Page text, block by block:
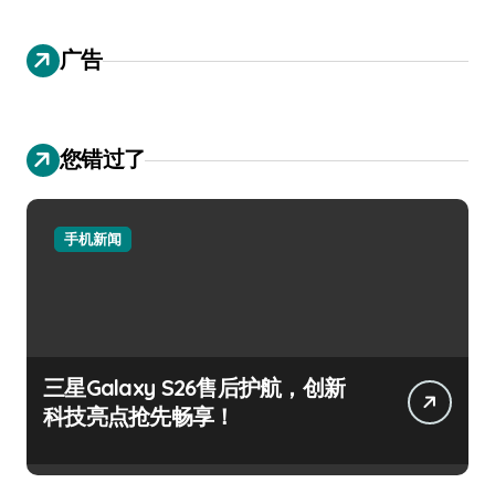
广告
您错过了
手机新闻
三星Galaxy S26售后护航，创新
科技亮点抢先畅享！